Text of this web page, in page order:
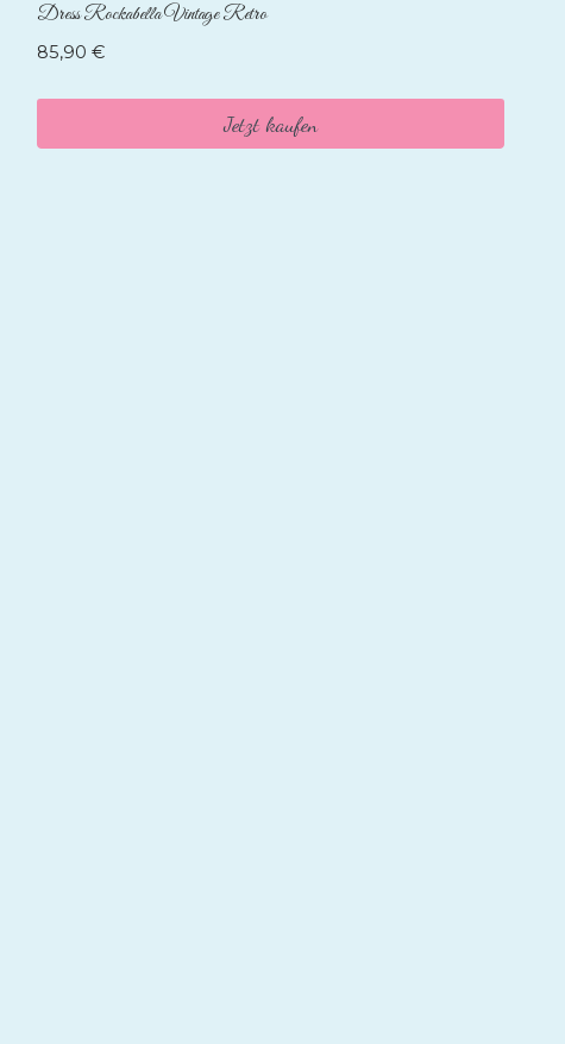
Dress Rockabella Vintage Retro
85,90€
Jetzt kaufen